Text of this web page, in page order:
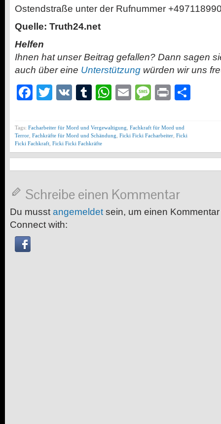
Ostendstraße unter der Rufnummer
Quelle: Truth24.net
Helfen
Ihnen hat unser Beitrag gefallen? Dann sagen
auch über eine Unterstützung würden wir uns
Facebook
Twitter
VK Tumblr
WhatsApp
EmailMessage
Print
Tags: Facharbeiter für Mord und Vergewaltigung Fachkraft für Mord und
Terror Fachkräfte für Mord und Schändung Ficki Ficki Facharbeiter Ficki
Ficki Fachkraft Ficki Ficki Fachkräfte
Schreibe einen Kommentar
Du musst angemeldet sein, um einen
Connect with: